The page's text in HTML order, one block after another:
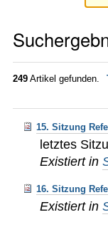
249 Artikel gefunden.
15. Sitzung
letztes
Existiert in
16. Sitzung
Existiert in